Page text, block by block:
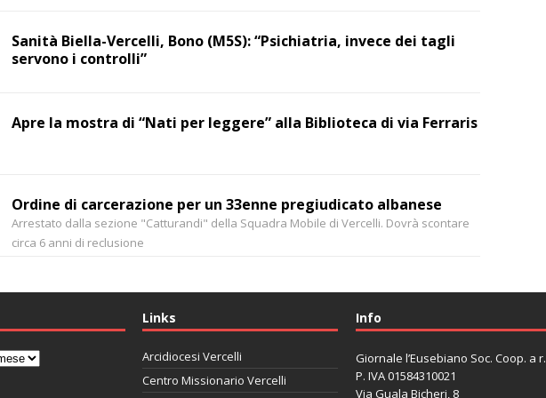
Sanità Biella-Vercelli, Bono (M5S): “Psichiatria, invece dei tagli
servono i controlli”
Apre la mostra di “Nati per leggere” alla Biblioteca di via Ferraris
Ordine di carcerazione per un 33enne pregiudicato albanese
Arrestato dalla sezione "Catturandi" della Squadra Mobile di Vercelli. Dovrà scontare
circa 6 anni di reclusione
Links
Arcidiocesi Vercelli
Centro Missionario Vercelli
Info
Giornale l’Eusebiano Soc. Coop. a
P. IVA 01584310021
Via Guala Bicheri, 8